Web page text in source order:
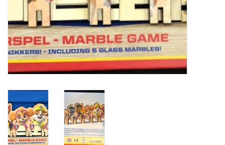
Gevulde capsules & mixen
32/35 mm
Klein speelgoed
Snoep / kauwgomballen